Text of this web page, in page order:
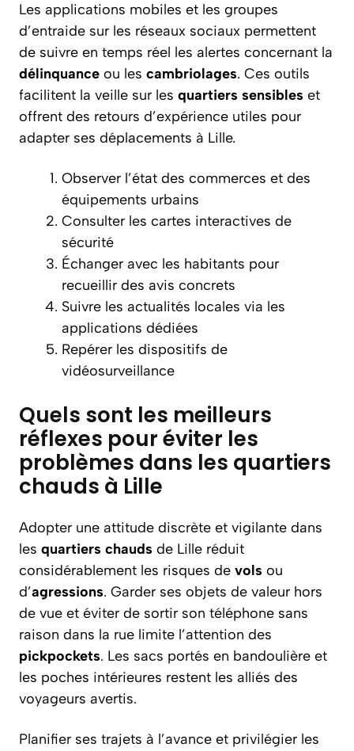
Les applications mobiles et les groupes
d’entraide sur les réseaux sociaux permettent
de suivre en temps réel les alertes concernant la
délinquance ou les cambriolages. Ces outils
facilitent la veille sur les quartiers sensibles et
offrent des retours d’expérience utiles pour
adapter ses déplacements à Lille.
Observer l’état des commerces et des
équipements urbains
Consulter les cartes interactives de
sécurité
Échanger avec les habitants pour
recueillir des avis concrets
Suivre les actualités locales via les
applications dédiées
Repérer les dispositifs de
vidéosurveillance
Quels sont les meilleurs
réflexes pour éviter les
problèmes dans les quartiers
chauds à Lille
Adopter une attitude discrète et vigilante dans
les quartiers chauds de Lille réduit
considérablement les risques de vols ou
d’agressions. Garder ses objets de valeur hors
de vue et éviter de sortir son téléphone sans
raison dans la rue limite l’attention des
pickpockets. Les sacs portés en bandoulière et
les poches intérieures restent les alliés des
voyageurs avertis.
Planifier ses trajets à l’avance et privilégier les